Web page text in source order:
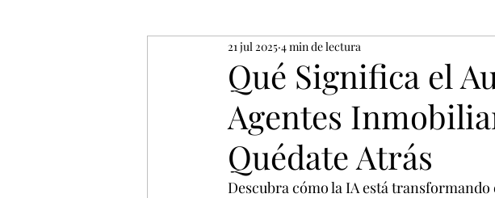
Marketing Negocio
NFT Bienes Raices
Qué Significa el
Agentes
Quédate Atrás
21 jul 2025 4 min de lectura
Descubra cómo la IA está